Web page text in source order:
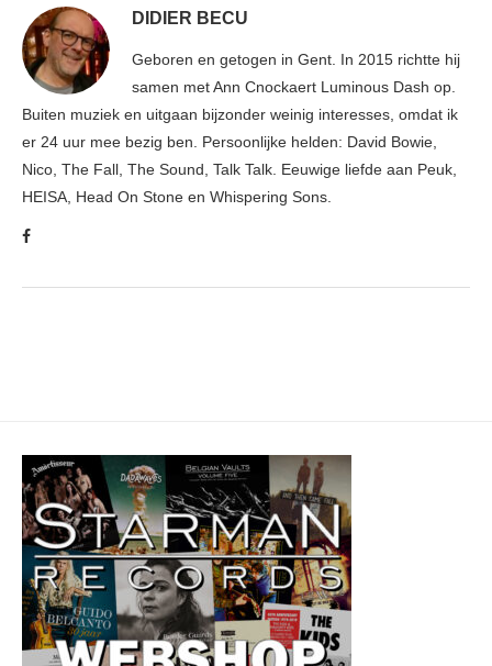
DIDIER BECU
Geboren en getogen in Gent. In 2015 richtte hij
samen met Ann Cnockaert Luminous Dash op.
Buiten muziek en uitgaan bijzonder weinig interesses, omdat ik
er 24 uur mee bezig ben. Persoonlijke helden: David Bowie,
Nico, The Fall, The Sound, Talk Talk. Eeuwige liefde aan Peuk,
HEISA, Head On Stone en Whispering Sons.